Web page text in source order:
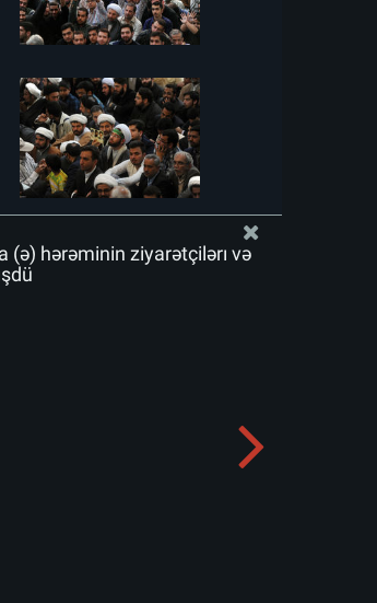
(ə) hərəminin ziyarətçiləri və